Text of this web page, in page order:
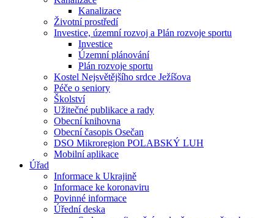
Kanalizace
Životní prostředí
Investice, územní rozvoj a Plán rozvoje sportu
Investice
Územní plánování
Plán rozvoje sportu
Kostel Nejsvětějšího srdce Ježíšova
Péče o seniory
Školství
Užitečné publikace a rady
Obecní knihovna
Obecní časopis Osečan
DSO Mikroregion POLABSKÝ LUH
Mobilní aplikace
Úřad
Informace k Ukrajině
Informace ke koronaviru
Povinné informace
Úřední deska